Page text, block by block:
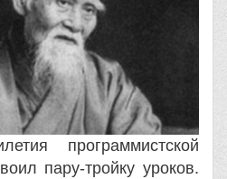
программистской
пару-тройку уроков.